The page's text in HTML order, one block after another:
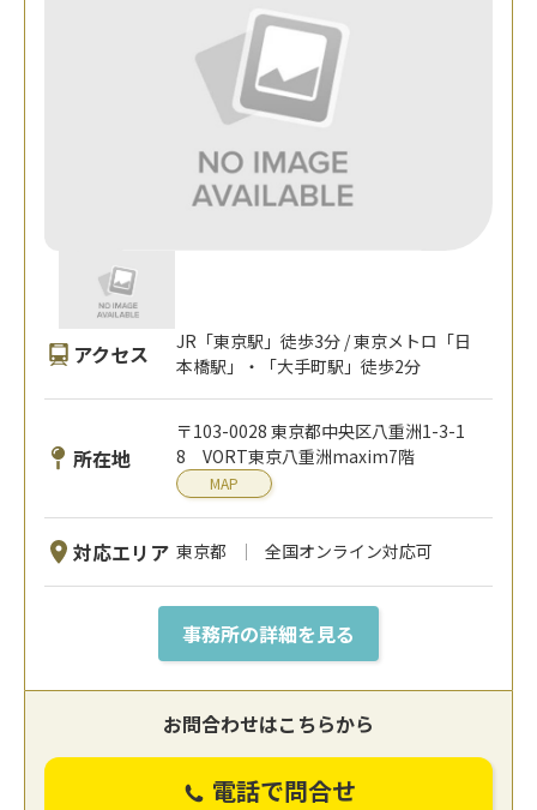
アクセス
JR「東京駅」徒歩3分 / 東京メトロ「日
本橋駅」・「大手町駅」徒歩2分
所在地
〒103-0028 東京都中央区八重洲1-3-1
8 VORT東京八重洲maxim7階
MAP
対応エリア 東京都 全国オンライン対応可
事務所の詳細を見る
お問合わせはこちらから
電話で問合せ